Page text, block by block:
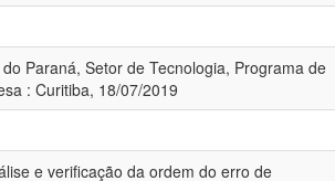
Paraná, Setor de Tecnologia, Programa de
: Curitiba, 18/07/2019
e verificação da ordem do erro de